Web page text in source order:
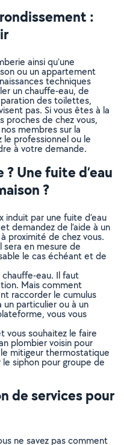
:
ainsi qu’une
ou un appartement
techniques
un chauffe-eau, de
des toilettes,
pas. Si vous êtes à la
proches de chez vous,
membres sur la
professionnel ou le
à votre demande.
Une fuite d’eau
?
induit par une fuite d’eau
demandez de l’aide à un
proximité de chez vous.
sera en mesure de
le cas échéant et de
chauffe-eau. Il faut
Mais comment
raccorder le cumulus
particulier ou à un
vous vous
vous souhaitez le faire
plombier voisin pour
mitigeur thermostatique
siphon pour groupe de
de services pour
ne savez pas comment